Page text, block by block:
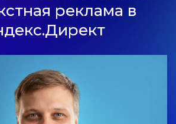
реклама в